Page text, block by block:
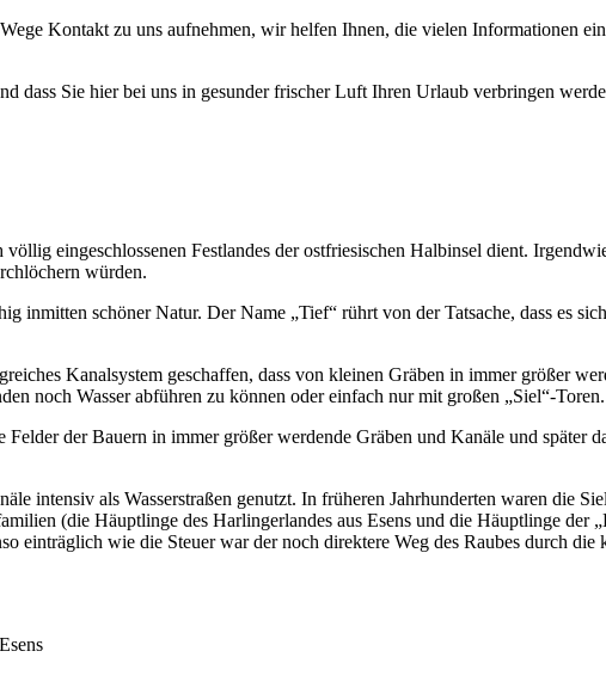
Kontakt zu uns aufnehmen, wir helfen Ihnen, die vielen Informationen
dass Sie hier bei uns in gesunder frischer Luft Ihren Urlaub verbringen
eingeschlossenen Festlandes der ostfriesischen Halbinsel dient.
würden.
inmitten schöner Natur. Der Name „Tief“ rührt von der Tatsache, dass es
Kanalsystem geschaffen, dass von kleinen Gräben in immer größer
noch Wasser abführen zu können oder einfach nur mit großen „Siel“-Toren.
der Bauern in immer größer werdende Gräben und Kanäle und später
intensiv als Wasserstraßen genutzt. In früheren Jahrhunderten waren die
(die Häuptlinge des Harlingerlandes aus Esens und die Häuptlinge der
einträglich wie die Steuer war der noch direktere Weg des Raubes durch die